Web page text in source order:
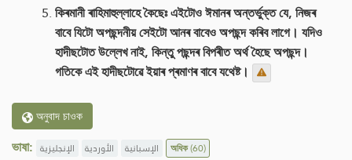
কিৰমানী ৰাহিমাহুল্লাহে কৈছেঃ এইটোও ঈমানৰ অন্তৰ্ভুক্ত যে, নিজৰ
বাবে যিটো অপছন্দনীয় সেইটো আনৰ বাবেও অপছন্দ কৰিব লাগে। যদিও
হাদীছটোত উল্লেখ নাই, কিন্তু পছন্দৰ বিপৰীত অৰ্থ হৈছে অপছন্দ।
গতিকে এই হাদীছটোৱে ইয়াৰ প্ৰমাণৰ বাবে যথেষ্ট।
অনুবাদ চাওক
ভাষা: الإنجليزية الأوردية الإسبانية অধিক(60)